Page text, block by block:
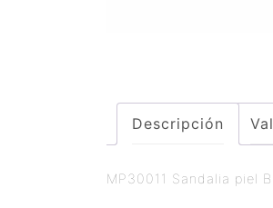
Descripción
MP30011 Sandalia piel